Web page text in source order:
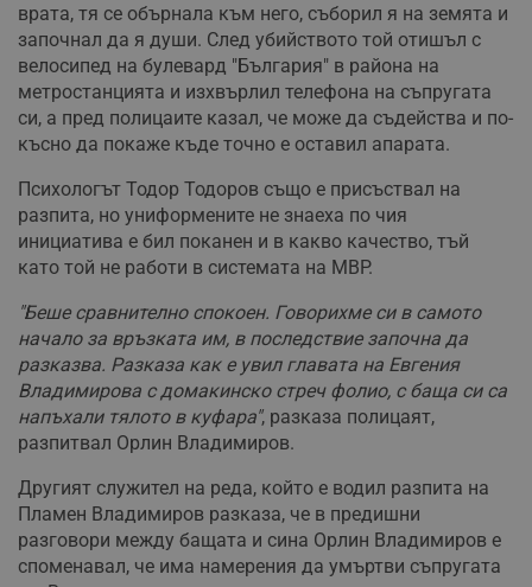
врата, тя се обърнала към него, съборил я на земята и
започнал да я души. След убийството той отишъл с
велосипед на булевард "България" в района на
метростанцията и изхвърлил телефона на съпругата
си, а пред полицаите казал, че може да съдейства и по-
късно да покаже къде точно е оставил апарата.
Психологът Тодор Тодоров също е присъствал на
разпита, но униформените не знаеха по чия
инициатива е бил поканен и в какво качество, тъй
като той не работи в системата на МВР.
"Беше сравнително спокоен. Говорихме си в самото
начало за връзката им, в последствие започна да
разказва. Разказа как е увил главата на Евгения
Владимирова с домакинско стреч фолио, с баща си са
напъхали тялото в куфара", разказа полицаят,
разпитвал Орлин Владимиров.
Другият служител на реда, който е водил разпита на
Пламен Владимиров разказа, че в предишни
разговори между бащата и сина Орлин Владимиров е
споменавал, че има намерения да умъртви съпругата